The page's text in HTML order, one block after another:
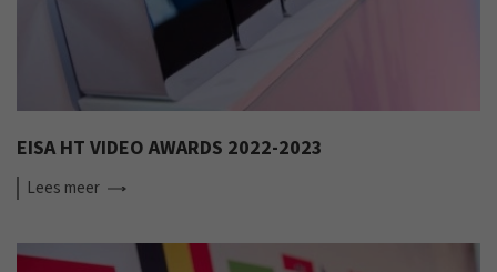
EISA HT VIDEO AWARDS 2022-2023
Lees meer